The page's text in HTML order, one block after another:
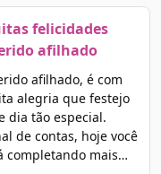
felicidades
afilhado
afilhado, é com
alegria que festejo
dia tão especial.
de contas, hoje você
completando mais…